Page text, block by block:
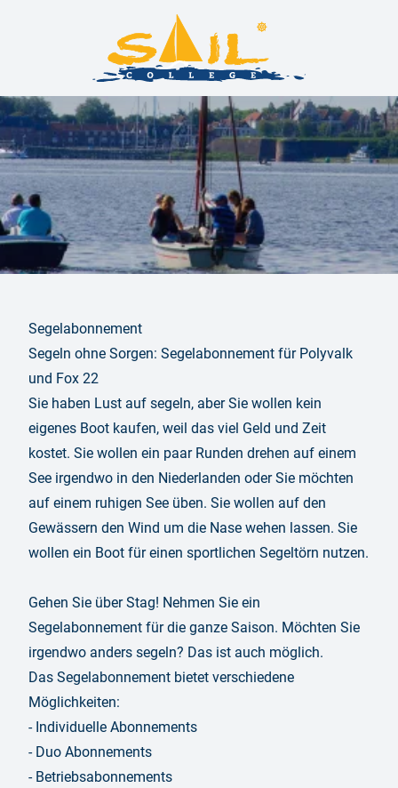
Segelabonnement
Segeln ohne Sorgen: Segelabonnement für Polyvalk
und Fox 22
Sie haben Lust auf segeln, aber Sie wollen kein
eigenes Boot kaufen, weil das viel Geld und Zeit
kostet. Sie wollen ein paar Runden drehen auf einem
See irgendwo in den Niederlanden oder Sie möchten
auf einem ruhigen See üben. Sie wollen auf den
Gewässern den Wind um die Nase wehen lassen. Sie
wollen ein Boot für einen sportlichen Segeltörn nutzen.
Gehen Sie über Stag! Nehmen Sie ein
Segelabonnement für die ganze Saison. Möchten Sie
irgendwo anders segeln? Das ist auch möglich.
Das Segelabonnement bietet verschiedene
Möglichkeiten:
- Individuelle Abonnements
- Duo Abonnements
- Betriebsabonnements